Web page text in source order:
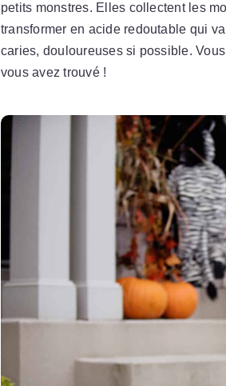
petits monstres. Elles collectent les
transformer en acide redoutable qui
caries, douloureuses si possible.
vous avez trouvé !